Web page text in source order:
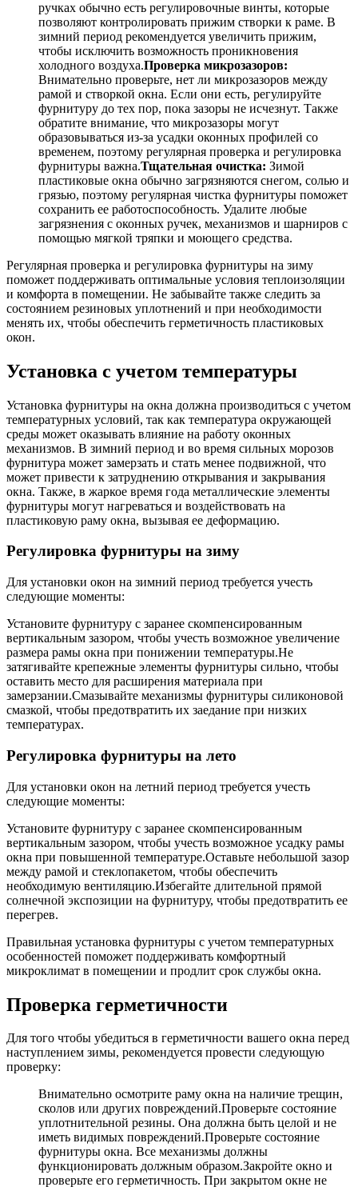
ручках обычно есть регулировочные винты, которые
позволяют контролировать прижим створки к раме. В
зимний период рекомендуется увеличить прижим,
чтобы исключить возможность проникновения
холодного воздуха.Проверка микрозазоров:
Внимательно проверьте, нет ли микрозазоров между
рамой и створкой окна. Если они есть, регулируйте
фурнитуру до тех пор, пока зазоры не исчезнут. Также
обратите внимание, что микрозазоры могут
образовываться из-за усадки оконных профилей со
временем, поэтому регулярная проверка и регулировка
фурнитуры важна.Тщательная очистка: Зимой
пластиковые окна обычно загрязняются снегом, солью и
грязью, поэтому регулярная чистка фурнитуры поможет
сохранить ее работоспособность. Удалите любые
загрязнения с оконных ручек, механизмов и шарниров с
помощью мягкой тряпки и моющего средства.
Регулярная проверка и регулировка фурнитуры на зиму
поможет поддерживать оптимальные условия теплоизоляции
и комфорта в помещении. Не забывайте также следить за
состоянием резиновых уплотнений и при необходимости
менять их, чтобы обеспечить герметичность пластиковых
окон.
Установка с учетом температуры
Установка фурнитуры на окна должна производиться с учетом
температурных условий, так как температура окружающей
среды может оказывать влияние на работу оконных
механизмов. В зимний период и во время сильных морозов
фурнитура может замерзать и стать менее подвижной, что
может привести к затруднению открывания и закрывания
окна. Также, в жаркое время года металлические элементы
фурнитуры могут нагреваться и воздействовать на
пластиковую раму окна, вызывая ее деформацию.
Регулировка фурнитуры на зиму
Для установки окон на зимний период требуется учесть
следующие моменты:
Установите фурнитуру с заранее скомпенсированным
вертикальным зазором, чтобы учесть возможное увеличение
размера рамы окна при понижении температуры.Не
затягивайте крепежные элементы фурнитуры сильно, чтобы
оставить место для расширения материала при
замерзании.Смазывайте механизмы фурнитуры силиконовой
смазкой, чтобы предотвратить их заедание при низких
температурах.
Регулировка фурнитуры на лето
Для установки окон на летний период требуется учесть
следующие моменты:
Установите фурнитуру с заранее скомпенсированным
вертикальным зазором, чтобы учесть возможное усадку рамы
окна при повышенной температуре.Оставьте небольшой зазор
между рамой и стеклопакетом, чтобы обеспечить
необходимую вентиляцию.Избегайте длительной прямой
солнечной экспозиции на фурнитуру, чтобы предотвратить ее
перегрев.
Правильная установка фурнитуры с учетом температурных
особенностей поможет поддерживать комфортный
микроклимат в помещении и продлит срок службы окна.
Проверка герметичности
Для того чтобы убедиться в герметичности вашего окна перед
наступлением зимы, рекомендуется провести следующую
проверку:
Внимательно осмотрите раму окна на наличие трещин,
сколов или других повреждений.Проверьте состояние
уплотнительной резины. Она должна быть целой и не
иметь видимых повреждений.Проверьте состояние
фурнитуры окна. Все механизмы должны
функционировать должным образом.Закройте окно и
проверьте его герметичность. При закрытом окне не